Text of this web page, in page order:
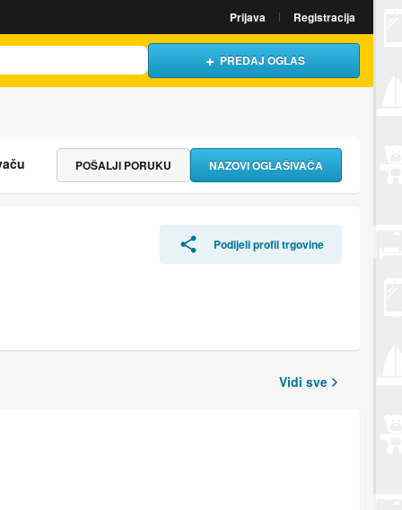
Prijava Registracija
PREDAJ OGLAS
Podijeli profil trgovine
NAZOVI OGLAŠIVAČA
POŠALJI PORUKU
Vidi sve